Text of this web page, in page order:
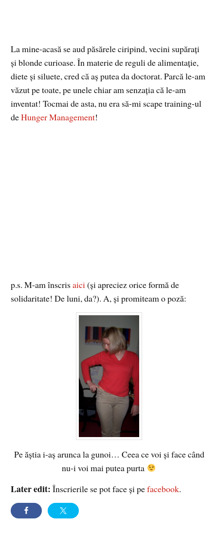
La mine-acasă se aud păsărele ciripind, vecini supăraţi
şi blonde curioase. În materie de reguli de alimentaţie,
diete şi siluete, cred că aş putea da doctorat. Parcă le-am
văzut pe toate, pe unele chiar am senzaţia că le-am
inventat! Tocmai de asta, nu era să-mi scape training-ul
deHunger Management!
p.s. M-am înscrisaici(şi apreciez orice formă de
solidaritate! De luni, da?). A, şi promiteam o poză:
Pe ăştia i-aş arunca la gunoi… Ceea ce voi şi face când
nu-i voi mai putea purta
Later edit: Înscrierile se pot face şi pefacebook.